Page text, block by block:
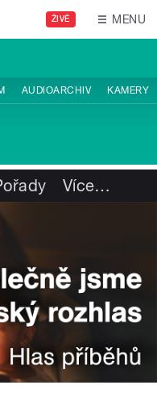
ŽIVĚ MENU
AUDIOARCHIV KAMERY
Více…